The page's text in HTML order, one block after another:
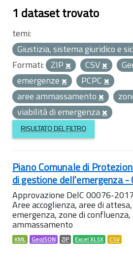
1 dataset trovato
temi:
Giustizia, sistema giuridico e
Formati: ZIP CSV
emergenze
PCPC
aree ammassamento
viabilità di emergenza
RISULTATO DEL FILTRO
Piano Comunale di
di gestione dell'emergenza -
Approvazione DelC 00076-
Aree accoglienza, aree di
emergenza, zone di confluenza,
ammassamento
KML GeoJSON ZIP Excel XLSX CSV